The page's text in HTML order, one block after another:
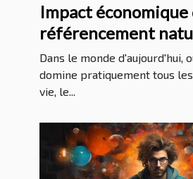
Impact économique
référencement
entreprises à La
Dans le monde d'aujourd'hui,
domine pratiquement tous
vie, le...